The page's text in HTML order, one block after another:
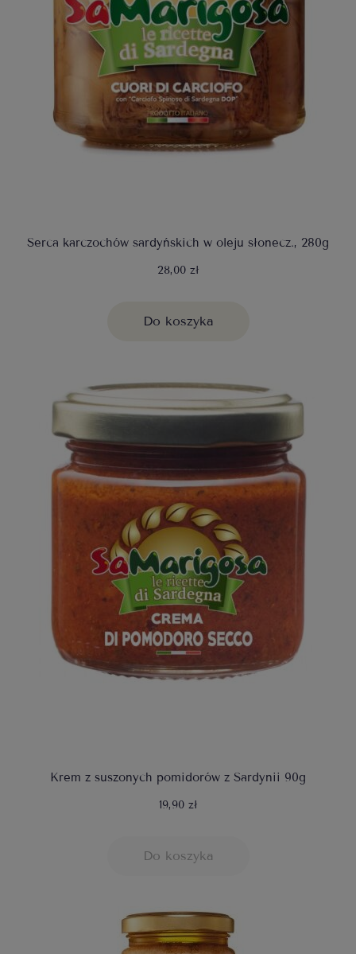
Serca karczochów sardyńskich w oleju słonecz., 280g
28,00 zł
Do koszyka
Krem z suszonych pomidorów z Sardynii 90g
19,90 zł
Do koszyka